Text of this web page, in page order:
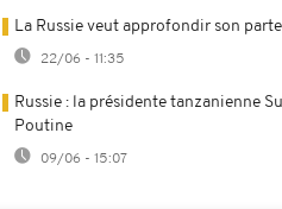
La Russie veut approfondir son
22/06 - 11:35
Russie : la présidente tanzanienne
Poutine
09/06 - 15:07